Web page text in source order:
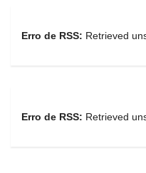
Erro de RSS: Retrieved
Erro de RSS: Retrieved